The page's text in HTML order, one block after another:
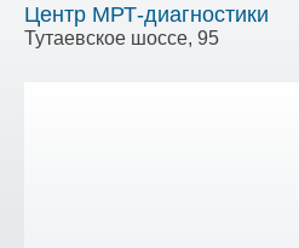
Центр МРТ-диагностики
Тутаевское шоссе, 95